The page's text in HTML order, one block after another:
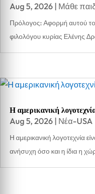
Aug 5, 2026 | Μάθε
Πρόλογος: Αφορμή αυτού
φιλολόγου κυρίας Ελένης
Η αμερικανική
Aug 5, 2026 | Νέα-USA
Η αμερικανική λογοτεχνία
ανήσυχη όσο και η ίδια η